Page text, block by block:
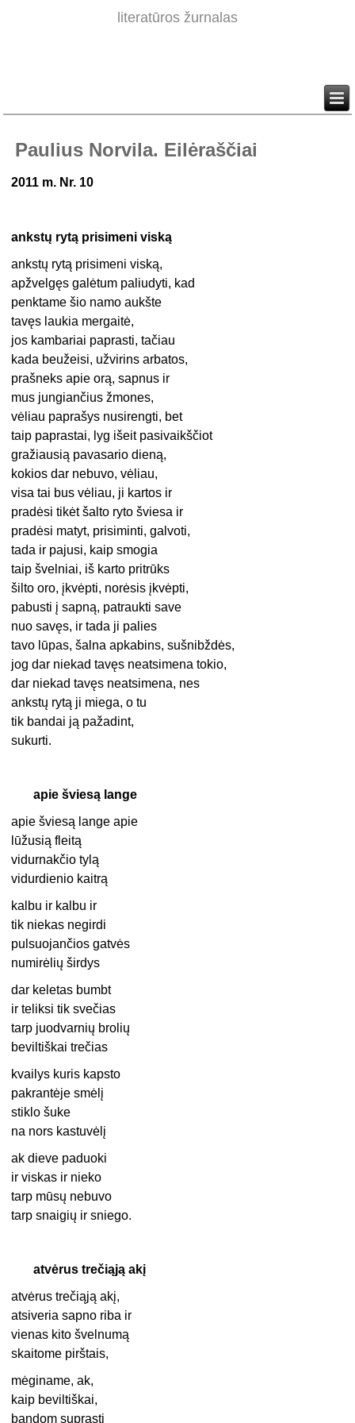
literatūros žurnalas
Paulius Norvila. Eilėraščiai
2011 m. Nr. 10
ankstų rytą prisimeni viską
ankstų rytą prisimeni viską,
apžvelgęs galėtum paliudyti, kad
penktame šio namo aukšte
tavęs laukia mergaitė,
jos kambariai paprasti, tačiau
kada beužeisi, užvirins arbatos,
prašneks apie orą, sapnus ir
mus jungiančius žmones,
vėliau paprašys nusirengti, bet
taip paprastai, lyg išeit pasivaikščiot
gražiausią pavasario dieną,
kokios dar nebuvo, vėliau,
visa tai bus vėliau, ji kartos ir
pradėsi tikėt šalto ryto šviesa ir
pradėsi matyt, prisiminti, galvoti,
tada ir pajusi, kaip smogia
taip švelniai, iš karto pritrūks
šilto oro, įkvėpti, norėsis įkvėpti,
pabusti į sapną, patraukti save
nuo savęs, ir tada ji palies
tavo lūpas, šalna apkabins, sušnibždės,
jog dar niekad tavęs neatsimena tokio,
dar niekad tavęs neatsimena, nes
ankstų rytą ji miega, o tu
tik bandai ją pažadint,
sukurti.
apie šviesą lange
apie šviesą lange apie
lūžusią fleitą
vidurnakčio tylą
vidurdienio kaitrą
kalbu ir kalbu ir
tik niekas negirdi
pulsuojančios gatvės
numirėlių širdys
dar keletas bumbt
ir teliksi tik svečias
tarp juodvarnių brolių
beviltiškai trečias
kvailys kuris kapsto
pakrantėje smėlį
stiklo šuke
na nors kastuvėlį
ak dieve paduoki
ir viskas ir nieko
tarp mūsų nebuvo
tarp snaigių ir sniego.
atvėrus trečiąją akį
atvėrus trečiąją akį,
atsiveria sapno riba ir
vienas kito švelnumą
skaitome pirštais,
mėginame, ak,
kaip beviltiškai,
bandom suprasti